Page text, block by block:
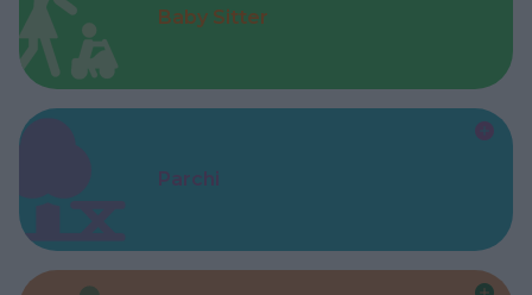
Baby Sitter
Parchi